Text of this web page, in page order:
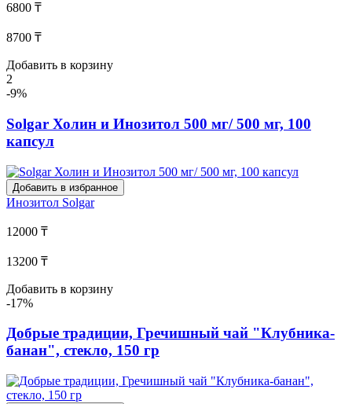
6800 ₸
8700 ₸
Добавить в корзину
2
-9%
Solgar Холин и Инозитол 500 мг/ 500 мг, 100
капсул
Добавить в избранное
Инозитол Solgar
12000 ₸
13200 ₸
Добавить в корзину
-17%
Добрые традиции, Гречишный чай "Клубника-
банан", стекло, 150 гр